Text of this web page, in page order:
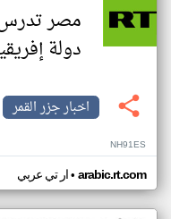
مصر تدرس
دولة
اخبار جزر القمر
NH91ES
ار تي عربي• arabic.rt.com